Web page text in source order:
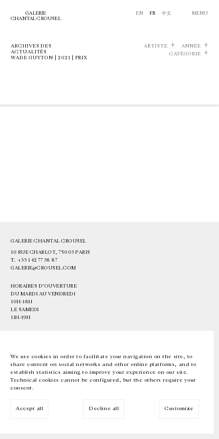
We use cookies in order to facilitate your navigation on the site, to
share content on social networks and other online platforms, and to
establish statistics aiming to improve your experience on our site.
Technical cookies cannot be configured, but the others require your
consent.
Accept all Decline all Customize
GALERIE
CHANTAL CROUSEL
EN FR 中文 MENU
ARCHIVES DES
ACTUALITÉS
WADE GUYTON | 2021 | PRIX
ARTISTE
ANNÉE
CATÉGORIE
GALERIE CHANTAL CROUSEL
10 RUE CHARLOT, 75003 PARIS
T. +33 1 42 77 38 87
GALERIE@CROUSEL.COM
HORAIRES D'OUVERTURE
DU MARDI AU VENDREDI
10H-18H
LE SAMEDI
11H-19H
EN FR 中文 Facebook Instagram
Inscrivez-vous à notre newsletter